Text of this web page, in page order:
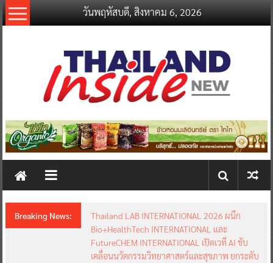
Skip
to
วันพฤหัสบดี, สิงหาคม 6, 2026
thailandinsidenew.com
Thailand
New
Breaking News:
Thailand LAB INTERNATIONAL 2026 ผนึก
Bio+HealthTech INTERNATIONAL และ
FutureCHEM INTERNATIONAL เปิดเวที AI ขับ
เคลื่อนนวัตกรรมวิทยาศาสตร์และสุขภาพ ยกระดับ